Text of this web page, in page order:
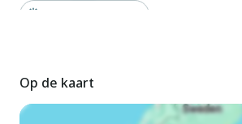
(WiFi). Maximaal 2 huisdieren/honden
Gezellig Huis met 2 woningen van 2
door bomen en weiden. 2 appartementen
Op de kaart